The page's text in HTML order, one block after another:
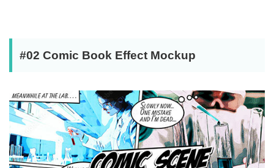
#02 Comic Book Effect Mockup